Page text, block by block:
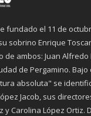
fundado el 11 de
sobrino Enrique
de ambos: Juan Alfredo
de Pergamino. Bajo
absoluta" se
Jacob, sus
y Carolina López Ortiz.